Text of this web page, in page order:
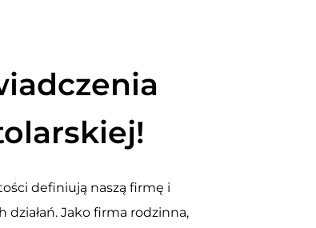
definiują naszą firmę i
Jako firma rodzinna,